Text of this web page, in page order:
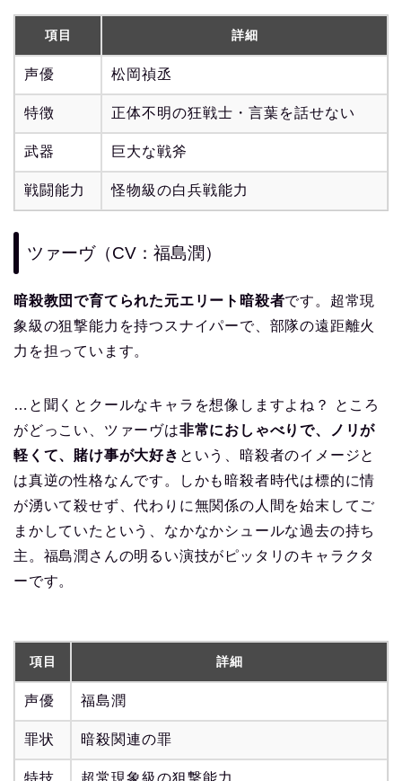
項目 詳細
声優 松岡禎丞
特徴 正体不明の狂戦士・言葉を話せない
武器 巨大な戦斧
戦闘能力 怪物級の白兵戦能力
ツァーヴ（CV：福島潤）
暗殺教団で育てられた元エリート暗殺者です。超常現
象級の狙撃能力を持つスナイパーで、部隊の遠距離火
力を担っています。
…と聞くとクールなキャラを想像しますよね？ ところ
がどっこい、ツァーヴは非常におしゃべりで、ノリが
軽くて、賭け事が大好き という、暗殺者のイメージと
は真逆の性格なんです。しかも暗殺者時代は標的に情
が湧いて殺せず、代わりに無関係の人間を始末してご
まかしていたという、なかなかシュールな過去の持ち
主。福島潤さんの明るい演技がピッタリのキャラクタ
ーです。
項目 詳細
声優 福島潤
罪状 暗殺関連の罪
特技 超常現象級の狙撃能力